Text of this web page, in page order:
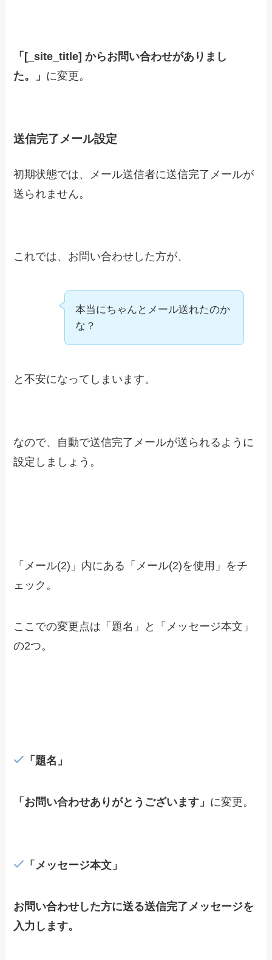
「[_site_title] からお問い合わせがありまし
た。」 に変更。
送信完了メール設定
初期状態では、メール送信者に送信完了メールが
送られません。
これでは、お問い合わせした方が、
本当にちゃんとメール送れたのか
な？
と不安になってしまいます。
なので、自動で送信完了メールが送られるように
設定しましょう。
「メール(2)」内にある「メール(2)を使用」をチ
ェック。
ここでの変更点は「題名」と「メッセージ本文」
の2つ。
「題名」
「お問い合わせありがとうございます」 に変更。
「メッセージ本文」
お問い合わせした方に送る送信完了メッセージを
入力します。